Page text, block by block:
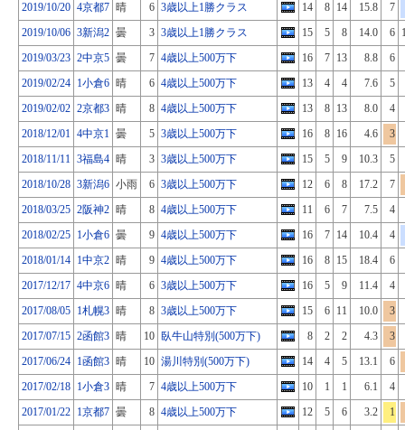
2019/10/20 4京都7 晴 6 3歳以上1勝クラス 14 8 14 15.8
7
2019/10/06 3新潟2 曇 3 3歳以上1勝クラス 15 5 8 14.0 6
2019/03/23 2中京5 曇 7 4歳以上500万下 16 7 13 8.8
6
2019/02/24 1小倉6 晴 6 4歳以上500万下 13 4 4 7.6
5
2019/02/02 2京都3 晴 8 4歳以上500万下 13 8 13 8.0
4
2018/12/01 4中京1 曇 5 3歳以上500万下 16 8 16 4.6
3
2018/11/11 3福島4 晴 3 3歳以上500万下 15 5 9 10.3
5
2018/10/28 3新潟6 小雨 6 3歳以上500万下 12 6 8 17.2
7
2018/03/25 2阪神2 晴 8 4歳以上500万下 11 6 7 7.5
4
2018/02/25 1小倉6 曇 9 4歳以上500万下 16 7 14 10.4
4
2018/01/14 1中京2 晴 9 4歳以上500万下 16 8 15 18.4
6
2017/12/17 4中京6 晴 6 3歳以上500万下 16 5 9 11.4
4
2017/08/05 1札幌3 晴 8 3歳以上500万下 15 6 11 10.0
3
2017/07/15 2函館3 晴 10 臥牛山特別(500万下) 8 2 2 4.3
3
2017/06/24 1函館3 晴 10 湯川特別(500万下) 14 4 5 13.1
6
2017/02/18 1小倉3 晴 7 4歳以上500万下 10 1 1 6.1
4
2017/01/22 1京都7 曇 8 4歳以上500万下 12 5 6 3.2
1